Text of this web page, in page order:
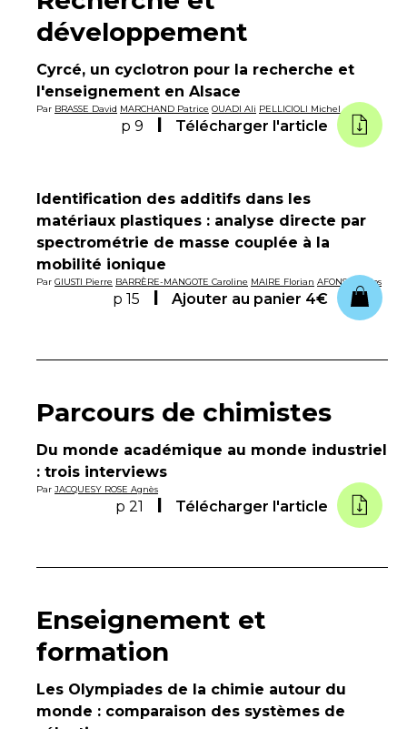
développement
Cyrcé, un cyclotron pour la recherche et
l'enseignement en Alsace
Par BRASSE David MARCHAND Patrice OUADI Ali PELLICIOLI Michel
p 9 Télécharger l'article
Identification des additifs dans les
matériaux plastiques : analyse directe par
spectrométrie de masse couplée à la
mobilité ionique
Par GIUSTI Pierre BARRÈRE-MANGOTE Caroline MAIRE Florian AFONSO Carlos
p 15 Ajouter au panier 4€
Parcours de chimistes
Du monde académique au monde industriel
: trois interviews
Par JACQUESY ROSE Agnès
p 21 Télécharger l'article
Enseignement et
formation
Les Olympiades de la chimie autour du
monde : comparaison des systèmes de